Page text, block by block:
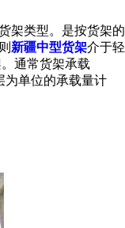
架类型。是按货架的
新疆中型货架介于轻
通常货架承载
为单位的承载量计